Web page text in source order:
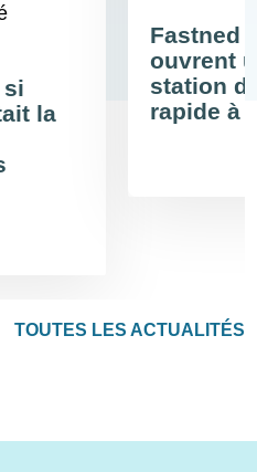
si
la
Fastned
ouvrent
station
rapide à
TOUTES LES ACTUALITÉS